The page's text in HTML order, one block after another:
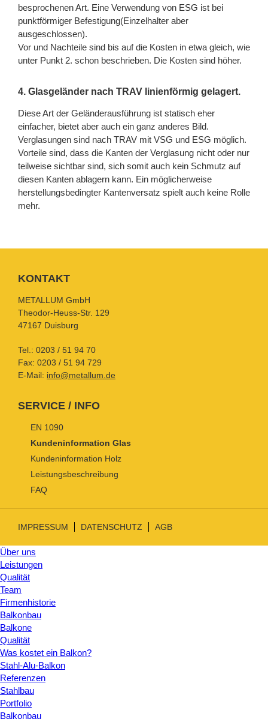
besprochenen Art. Eine Verwendung von ESG ist bei
punktförmiger Befestigung(Einzelhalter aber
ausgeschlossen).
Vor und Nachteile sind bis auf die Kosten in etwa gleich, wie
unter Punkt 2. schon beschrieben. Die Kosten sind höher.
4. Glasgeländer nach TRAV linienförmig gelagert.
Diese Art der Geländerausführung ist statisch eher
einfacher, bietet aber auch ein ganz anderes Bild.
Verglasungen sind nach TRAV mit VSG und ESG möglich.
Vorteile sind, dass die Kanten der Verglasung nicht oder nur
teilweise sichtbar sind, sich somit auch kein Schmutz auf
diesen Kanten ablagern kann. Ein möglicherweise
herstellungsbedingter Kantenversatz spielt auch keine Rolle
mehr.
KONTAKT
METALLUM GmbH
Theodor-Heuss-Str. 129
47167 Duisburg
Tel.: 0203 / 51 94 70
Fax: 0203 / 51 94 729
E-Mail: info@metallum.de
SERVICE / INFO
EN 1090
Kundeninformation Glas
Kundeninformation Holz
Leistungsbeschreibung
FAQ
IMPRESSUM DATENSCHUTZ AGB
Über uns
Leistungen
Qualität
Team
Firmenhistorie
Balkonbau
Balkone
Qualität
Was kostet ein Balkon?
Stahl-Alu-Balkon
Referenzen
Stahlbau
Portfolio
Balkonbau